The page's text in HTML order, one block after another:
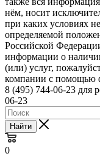
нём, носит
при каких условиях
определяемой
Российской
информации о
(или) услуг,
компании с помощью
8 (495) 744-06-23 для
06-23
Найти
0